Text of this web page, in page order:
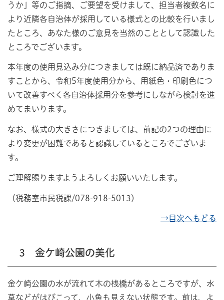
うか」等のご指摘、ご要望を受けまして、担当者複数名に
より近隣各自治体が採用している様式との比較を行いまし
たところ、あなた様のご意見を当然のこととして認識した
ところでございます。
本年度の使用見込み分につきましては既に納品済でありま
すことから、令和5年度使用分から、用紙色・印刷色につ
いて改善すべく各自治体採用分を参考にしながら検討を進
めてまいります。
なお、様式の大きさにつきましては、前記の2つの理由に
より変更が困難であると認識しているところでございま
す。
ご理解賜りますようよろしくお願いいたします。
（税務室市民税課/078-918-5013）
→目次へもどる
3 金ケ崎公園の美化
金ケ崎公園の水が流れて木の桟橋があるところですが、水
草などがはびこって、小魚も見えない状態です。前は、よ